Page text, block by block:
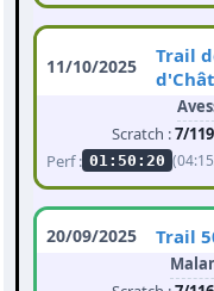
11/10/2025
Trail
Scratch :7/119
Perf : 01:50:20
20/09/2025 Trail